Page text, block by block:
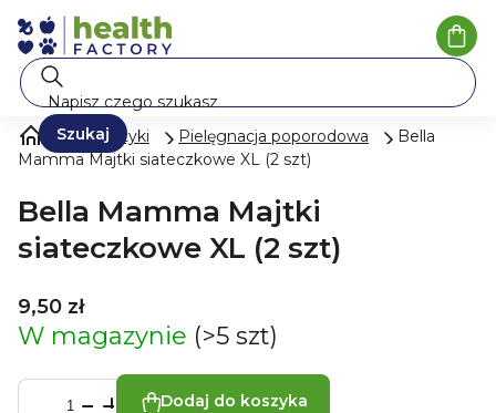
Przejść
do
treści
Szukaj
Kosmetyki Pielęgnacja poporodowa
Bella
Mamma Majtki siateczkowe XL (2 szt)
Bella Mamma Majtki
siateczkowe XL (2 szt)
9,50 zł
W magazynie (>5 szt)
Dodaj do koszyka